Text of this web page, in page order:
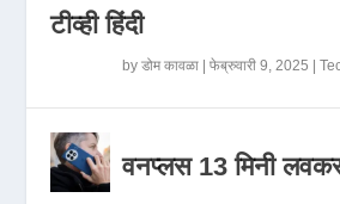
टीव्ही हिंदी
byडोम कावळा |फेब्रुवारी 9, 2025 |
वनप्लस 13 मिनी